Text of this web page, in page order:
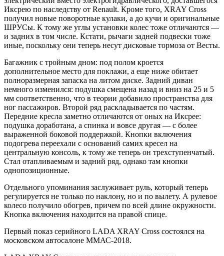
Иксрею по наследству от Renault. Кроме того, XRAY Cross
получил новые поворотные кулаки, а до кучи и оригинальные
ШРУСы. К тому же углы установки колес тоже отличаются —
и задних в том числе. Кстати, рычаги задней подвески тоже
иные, поскольку они теперь несут дисковые тормоза от Весты.
Багажник с тройным дном: под полом кроется
дополнительное место для поклажи, а еще ниже обитает
полноразмерная запаска на литом диске. Задний диван
немного изменился: подушка смещена назад и вниз на 25 и 5
мм соответственно, что в теории добавило пространства для
ног пассажиров. Второй ряд раскладывается по частям.
Передние кресла заметно отличаются от оных на Иксрее:
подушка доработана, а спинка и вовсе другая — с более
выраженной боковой поддержкой. Кнопки включения
подогрева переехали с оснований самих кресел на
центральную консоль, к тому же теперь он трехступенчатый.
Стал отапливаемым и задний ряд, однако там кнопки
однопозиционные.
Отдельного упоминания заслуживает руль, который теперь
регулируется не только по наклону, но и по вылету. А рулевое
колесо получило обогрев, причем по всей длине окружности.
Кнопка включения находится на правой спице.
Первый показ серийного LADA XRAY Cross состоялся на
московском автосалоне ММАС-2018.